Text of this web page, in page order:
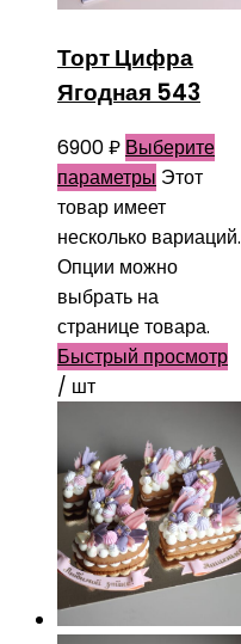
Торт Цифра
Ягодная 543
6900₽ Выберите
параметры Этот
товар имеет
несколько вариаций.
Опции можно
выбрать на
странице товара.
Быстрый просмотр
/ шт